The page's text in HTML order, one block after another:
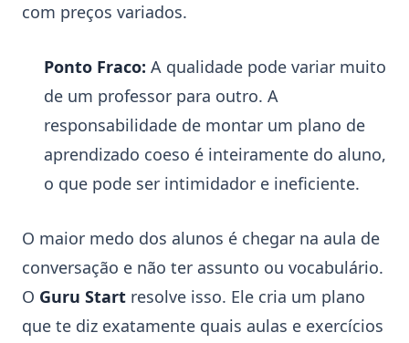
com preços variados.
Ponto Fraco: A qualidade pode variar muito
de um professor para outro. A
responsabilidade de montar um plano de
aprendizado coeso é inteiramente do aluno,
o que pode ser intimidador e ineficiente.
O maior medo dos alunos é chegar na aula de
conversação e não ter assunto ou vocabulário.
O Guru Start resolve isso. Ele cria um plano
que te diz exatamente quais aulas e exercícios